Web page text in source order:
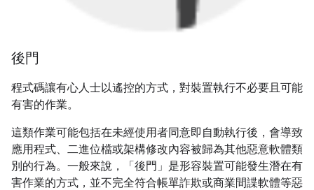
後門
程式碼讓有心人士以遙控的方式，對裝置執行不必要且可能
有害的作業。
這類作業可能包括在未經使用者同意即自動執行後，會導致
應用程式、二進位檔或架構修改內容被歸為其他惡意軟體類
別的行為。一般來說，「後門」是形容裝置可能發生潛在有
害作業的方式，並不完全符合帳單詐欺或商業間諜軟體等惡